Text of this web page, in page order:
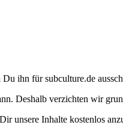
ihn für subculture.de
Deshalb verzichten wir
unsere Inhalte kostenlos